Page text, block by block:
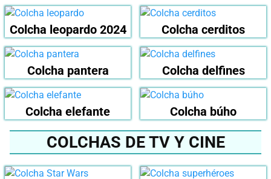
Colcha leopardo 2024 Colcha cerditos
Colcha pantera Colcha delfines
Colcha elefante Colcha búho
COLCHAS DE TV Y CINE